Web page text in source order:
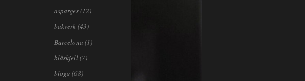
asparges(12)
bakverk(43)
Barcelona (1)
blåskjell(7)
blogg (68)